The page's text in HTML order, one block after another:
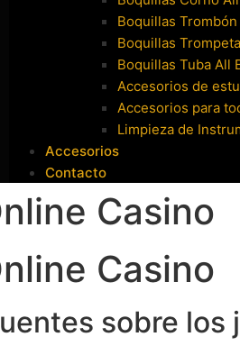
Boquillas
Boquillas
Boquillas Tuba All
Accesorios de
Accesorios para
Limpieza de
Accesorios
Contacto
Casino
Casino
sobre